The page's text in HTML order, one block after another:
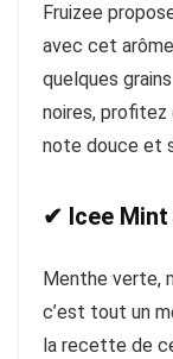
Fruizee
avec cet
quelques
noires, profitez
note douce et
✔ Icee Mint
Menthe verte,
c’est tout un
la recette de